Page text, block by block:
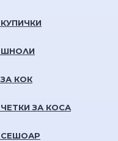
КУПИЧКИ
ШНОЛИ
ЗА КОК
ЧЕТКИ ЗА КОСА
СЕШОАР